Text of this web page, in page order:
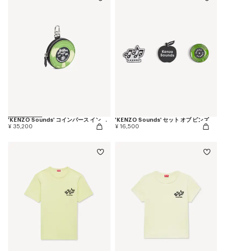
'KENZO Sounds' コインパース イン レザー
¥ 35,200
'KENZO Sounds' セット オブ ピンズ
¥ 16,500